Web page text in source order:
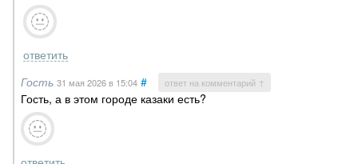
ответить
Гость 31 мая 2026в 15:04 # ответ на комментарий ↑
Гость, а в этом городе казаки есть?